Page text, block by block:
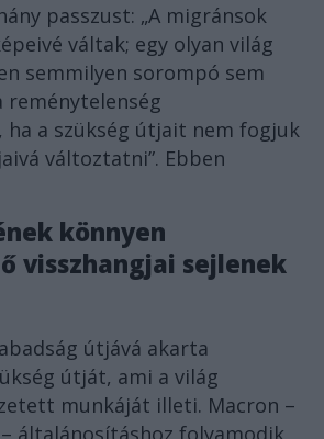
passzust: „A migránsok
váltak; egy olyan világ
semmilyen sorompó sem
ha a szükség útjait nem fogjuk
változtatni”. Ebben
könnyen
visszhangjai sejlenek
útjává akarta
útját, ami a világ
munkáját illeti. Macron –
általánosításhoz folyamodik,